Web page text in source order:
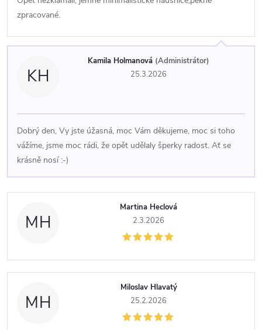
zpracované.
KH
Kamila Holmanová (Administrátor)
25.3.2026
Dobrý den, Vy jste úžasná, moc Vám děkujeme, moc si toho
vážíme, jsme moc rádi, že opět udělaly šperky radost. Ať se
krásně nosí :-)
MH
Martina Heclová
2.3.2026
MH
Miloslav Hlavatý
25.2.2026